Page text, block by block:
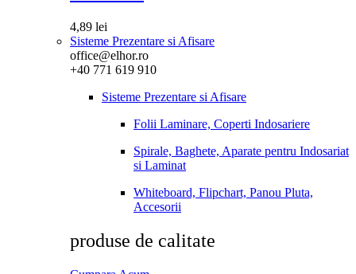
4,89 lei
Sisteme Prezentare si Afisare
office@elhor.ro
+40 771 619 910
Sisteme Prezentare si Afisare
Folii Laminare, Coperti Indosariere
Spirale, Baghete, Aparate pentru Indosariat
si Laminat
Whiteboard, Flipchart, Panou Pluta,
Accesorii
produse de calitate